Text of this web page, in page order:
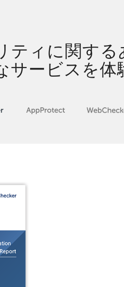
ティに関す
サービスを体